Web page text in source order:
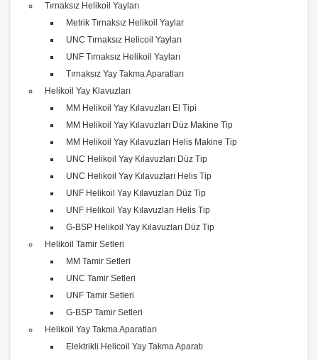
Tırnaksız Helikoil Yayları
Metrik Tırnaksız Helikoil Yaylar
UNC Tırnaksız Helicoil Yayları
UNF Tırnaksız Helikoil Yayları
Tırnaksız Yay Takma Aparatları
Helikoil Yay Klavuzları
MM Helikoil Yay Kılavuzları El Tipi
MM Helikoil Yay Kılavuzları Düz Makine Tip
MM Helikoil Yay Kılavuzları Helis Makine Tip
UNC Helikoil Yay Kılavuzları Düz Tip
UNC Helikoil Yay Kılavuzları Helis Tip
UNF Helikoil Yay Kılavuzları Düz Tip
UNF Helikoil Yay Kılavuzları Helis Tip
G-BSP Helikoil Yay Kılavuzları Düz Tip
Helikoil Tamir Setleri
MM Tamir Setleri
UNC Tamir Setleri
UNF Tamir Setleri
G-BSP Tamir Setleri
Helikoil Yay Takma Aparatları
Elektrikli Helicoil Yay Takma Aparatı